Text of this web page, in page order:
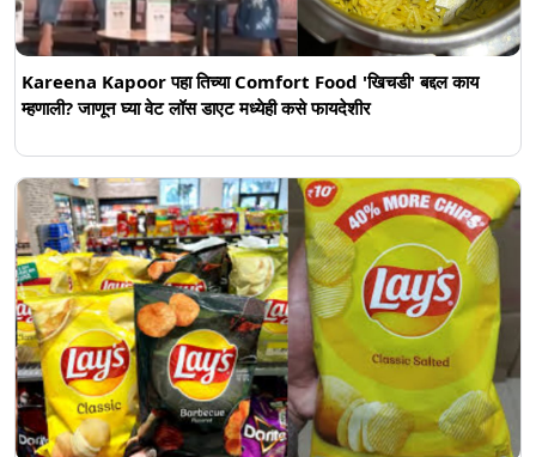
Kareena Kapoor पहा तिच्या Comfort Food 'खिचडी' बद्दल काय
म्हणाली? जाणून घ्या वेट लॉस डाएट मध्येही कसे फायदेशीर